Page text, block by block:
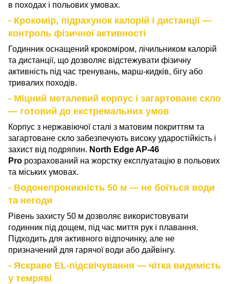
в походах і польових умовах.
- Крокомір, підрахунок калорій і дистанції —
контроль фізичної активності
Годинник оснащений крокоміром, лічильником калорій
та дистанції, що дозволяє відстежувати фізичну
активність під час тренувань, марш-кидків, бігу або
тривалих походів.
- Міцний металевий корпус і загартоване скло
— готовий до екстремальних умов
Корпус з нержавіючої сталі з матовим покриттям та
загартоване скло забезпечують високу ударостійкість і
захист від подряпин. North Edge AP-46
Pro розрахований на жорстку експлуатацію в польових
та міських умовах.
- Водонепроникність 50 м — не боїться води
та негоди
Рівень захисту 50 м дозволяє використовувати
годинник під дощем, під час миття рук і плавання.
Підходить для активного відпочинку, але не
призначений для гарячої води або дайвінгу.
- Яскраве EL-підсвічування — чітка видимість
у темряві